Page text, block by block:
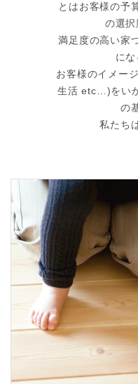
とはお客様の予
の選択
満足度の高い家
にな
お客様のイメー
生活 etc…)をい
の
私たち